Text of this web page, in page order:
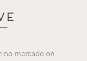
no mercado on-